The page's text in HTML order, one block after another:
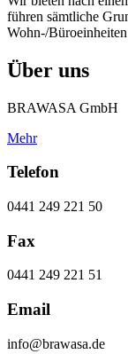
führen sämtliche
Wohn-/
Über uns
BRAWASA GmbH
Mehr
Telefon
0441 249 221 50
Fax
0441 249 221 51
Email
info@brawasa.de